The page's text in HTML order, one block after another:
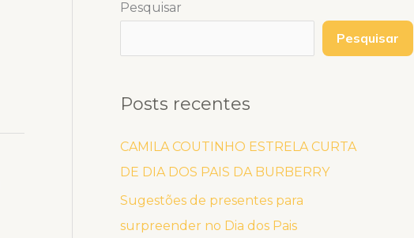
Pesquisar
Pesquisar
Posts recentes
CAMILA COUTINHO ESTRELA CURTA
DE DIA DOS PAIS DA BURBERRY
Sugestões de presentes para
surpreender no Dia dos Pais